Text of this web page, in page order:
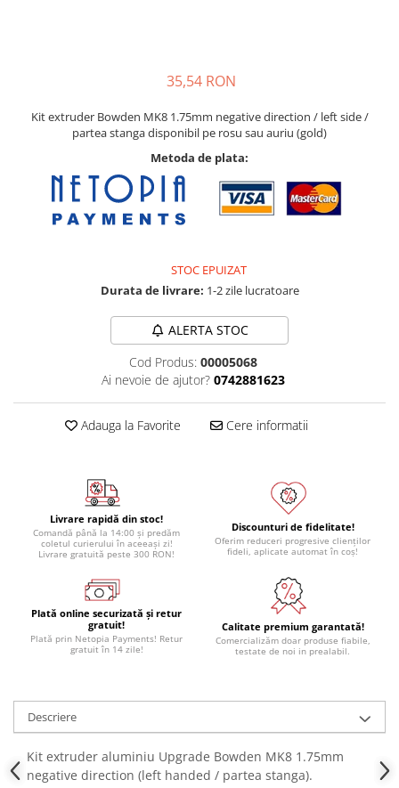
Extrudere si accesorii
Scule
CNC si accesorii CNC
Acumulatori, BMS si accesorii
Acumulatori
Accesorii baterii si acumulatori
Placi dezvoltare
pentru Arduino
Relee
Ecrane LCD, TFT, OLED
Motoare si variatoare
Motoare
Surse de alimentare
Alimentatoare AC-DC
Convertoare DC-DC
Invertoare DC-AC
35,54 RON
Kit extruder Bowden MK8 1.75mm negative direction / left side /
partea stanga disponibil pe rosu sau auriu (gold)
Metoda de plata:
STOC EPUIZAT
Durata de livrare: 1-2 zile lucratoare
ALERTA STOC
Cod Produs: 00005068
Ai nevoie de ajutor? 0742881623
Adauga la Favorite Cere informatii
Livrare rapidă din stoc!
Comandă până la 14:00 și predăm
coletul curierului în aceeași zi!
Livrare gratuită peste 300 RON!
Discounturi de fidelitate!
Oferim reduceri progresive clienților
fideli, aplicate automat în coș!
Plată online securizată și retur
gratuit!
Plată prin Netopia Payments! Retur
gratuit în 14 zile!
Calitate premium garantată!
Comercializăm doar produse fiabile,
testate de noi in prealabil.
Descriere
Kit extruder aluminiu Upgrade Bowden MK8 1.75mm
negative direction (left handed / partea stanga).